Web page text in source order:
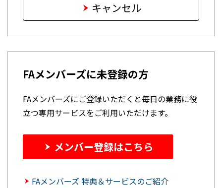
キャンセル
FAメンバーズに未登録の方
FAメンバーズにご登録いただくと毎日の業務に役
立つ専用サービスをご利用いただけます。
メンバー登録はこちら
FAメンバーズ 特典＆サービスのご紹介